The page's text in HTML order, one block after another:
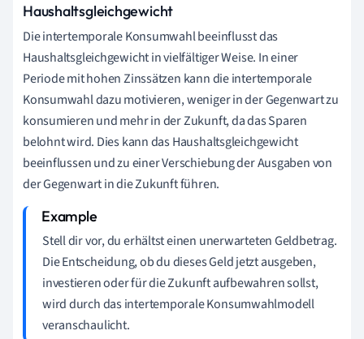
Haushaltsgleichgewicht
Die intertemporale Konsumwahl beeinflusst das
Haushaltsgleichgewicht in vielfältiger Weise. In einer
Periode mit hohen Zinssätzen kann die intertemporale
Konsumwahl dazu motivieren, weniger in der Gegenwart zu
konsumieren und mehr in der Zukunft, da das Sparen
belohnt wird. Dies kann das Haushaltsgleichgewicht
beeinflussen und zu einer Verschiebung der Ausgaben von
der Gegenwart in die Zukunft führen.
Stell dir vor, du erhältst einen unerwarteten Geldbetrag.
Die Entscheidung, ob du dieses Geld jetzt ausgeben,
investieren oder für die Zukunft aufbewahren sollst,
wird durch das intertemporale Konsumwahlmodell
veranschaulicht.